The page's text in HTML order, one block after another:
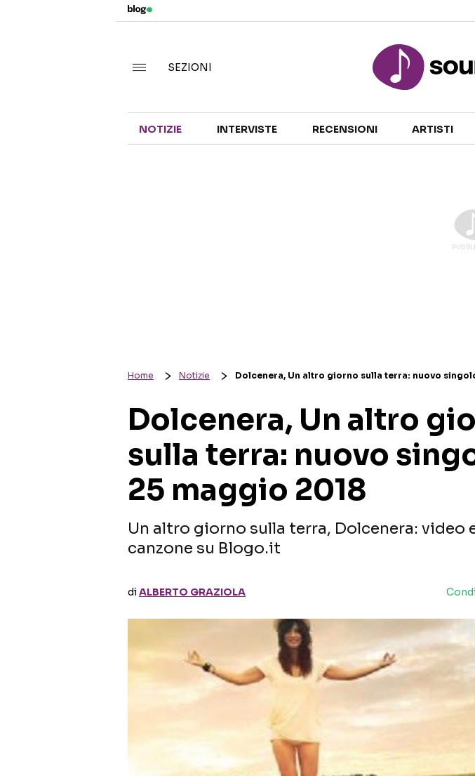
SEZIONI
NOTIZIE INTERVISTE RECENSIONI ARTISTI
Home Notizie Dolcenera, Un altro giorno sulla terra: nuovo
Dolcenera, Un altro
sulla terra: nuovo
25 maggio 2018
Un altro giorno sulla terra, Dolcenera: video
canzone su Blogo.it
diALBERTO GRAZIOLA